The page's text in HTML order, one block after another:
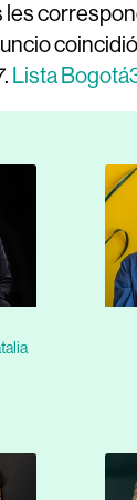
Lista